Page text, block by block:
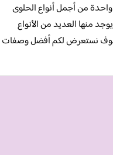
من أجمل أنواع الحلوى
منها العديد من الأنواع
سوف نستعرض لكم أفضل وصفات